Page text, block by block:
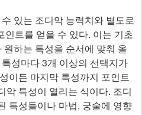
있는 조디악 능력치와 별도로
트를 얻을 수 있다. 이는 기초
하는 특성을 순서에 맞춰 올
성마다 3개 이상의 선택지가
이든 마지막 특성까지 포인트
악 특성이 열리는 식이다. 조디
특성들이나 마법, 궁술에 영향